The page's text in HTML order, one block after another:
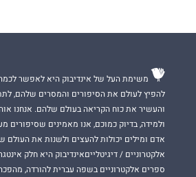
משימת העל של אינדיבוק היא לאפשר
להפיץ לעולם את הסיפורים והמסרים שלהם,
והעשיר את כוח הקריאה בעולם שלהם. אנחנו
ולמידה, בדיוק כמוכם, אנו מאמינים שסיפורים
אדם ומילים יכולות להעצים ולשנות את העולם
אלקטרוניים / דיגיטלייםאינדיבוק היא חלק
ספרים אלקטרוניים בשפה עברית להורדה,